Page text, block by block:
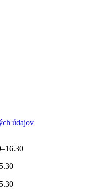
údajov